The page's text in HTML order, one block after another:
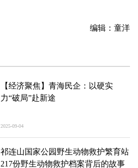
编辑：童洋
【经济聚焦】青海民企：以硬实
力“破局”赴新途
2025-09-04
祁连山国家公园野生动物救护繁育站
217份野生动物救护档案背后的故事